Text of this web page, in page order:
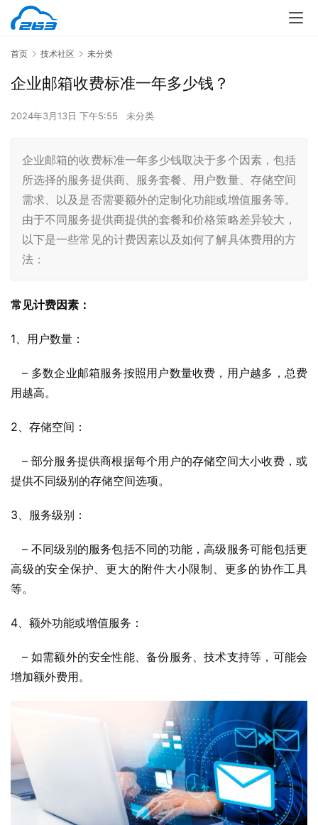
首页 技术社区 未分类
企业邮箱收费标准一年多少钱？
2024年3月13日 下午5:55 未分类
企业邮箱的收费标准一年多少钱取决于多个因素，包括
所选择的服务提供商、服务套餐、用户数量、存储空间
需求、以及是否需要额外的定制化功能或增值服务等。
由于不同服务提供商提供的套餐和价格策略差异较大，
以下是一些常见的计费因素以及如何了解具体费用的方
法：
常见计费因素：
1、用户数量：
– 多数企业邮箱服务按照用户数量收费，用户越多，总费
用越高。
2、存储空间：
– 部分服务提供商根据每个用户的存储空间大小收费，或
提供不同级别的存储空间选项。
3、服务级别：
– 不同级别的服务包括不同的功能，高级服务可能包括更
高级的安全保护、更大的附件大小限制、更多的协作工具
等。
4、额外功能或增值服务：
– 如需额外的安全性能、备份服务、技术支持等，可能会
增加额外费用。